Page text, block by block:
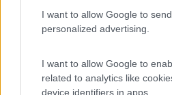
I want to allow Google to
personalized advertising.
I want to allow Google to
related to analytics like
device identifiers in apps.